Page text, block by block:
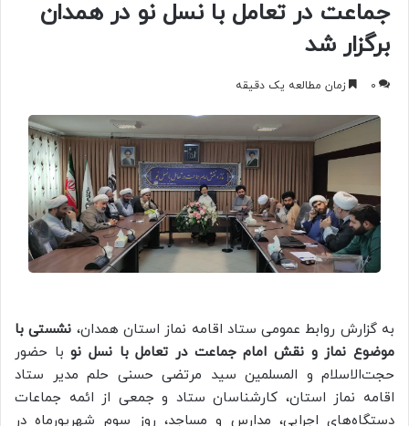
جماعت در تعامل با نسل نو در همدان
برگزار شد
0 زمان مطالعه یک دقیقه
به گزارش روابط عمومی ستاد اقامه نماز استان همدان، نشستی با
موضوع نماز و نقش امام جماعت در تعامل با نسل نوبا حضور
حجت‌الاسلام و المسلمین سید مرتضی حسنی حلم مدیر ستاد
اقامه نماز استان، کارشناسان ستاد و جمعی از ائمه جماعات
دستگاه‌های اجرایی، مدارس و مساجد، روز سوم شهریورماه در